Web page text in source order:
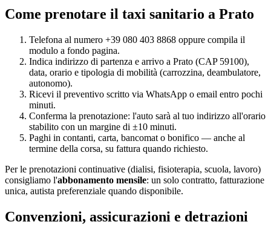
Come prenotare il taxi sanitario a Prato
Telefona al numero +39 080 403 8868 oppure compila il
modulo a fondo pagina.
Indica indirizzo di partenza e arrivo a Prato (CAP 59100),
data, orario e tipologia di mobilità (carrozzina, deambulatore,
autonomo).
Ricevi il preventivo scritto via WhatsApp o email entro pochi
minuti.
Conferma la prenotazione: l'auto sarà al tuo indirizzo all'orario
stabilito con un margine di ±10 minuti.
Paghi in contanti, carta, bancomat o bonifico — anche al
termine della corsa, su fattura quando richiesto.
Per le prenotazioni continuative (dialisi, fisioterapia, scuola, lavoro)
consigliamo l'abbonamento mensile: un solo contratto, fatturazione
unica, autista preferenziale quando disponibile.
Convenzioni, assicurazioni e detrazioni